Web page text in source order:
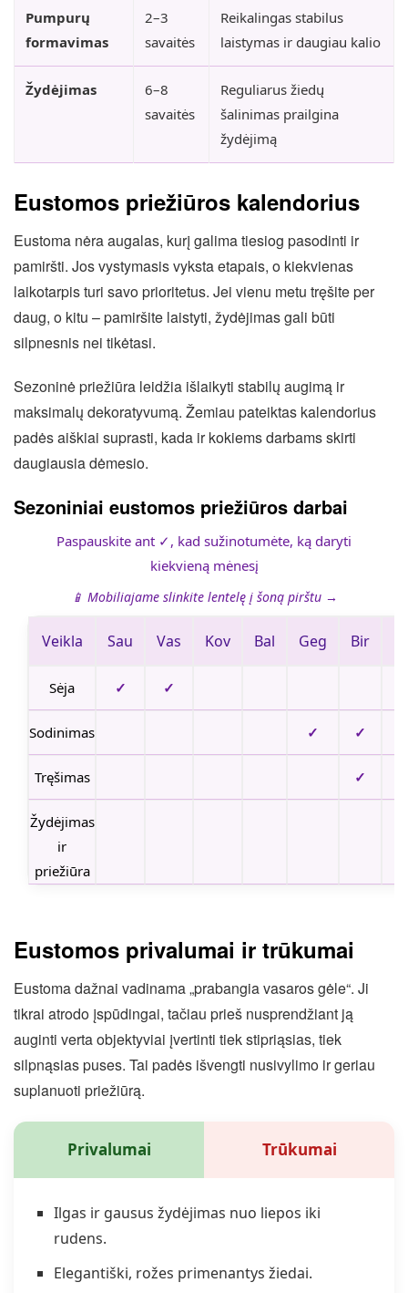
Pumpurų
formavimas
2–3
savaitės
Reikalingas stabilus
laistymas ir daugiau kalio
Žydėjimas
6–8
savaitės
Reguliarus žiedų
šalinimas prailgina
žydėjimą
Eustomos priežiūros kalendorius
Eustoma nėra augalas, kurį galima tiesiog pasodinti ir
pamiršti. Jos vystymasis vyksta etapais, o kiekvienas
laikotarpis turi savo prioritetus. Jei vienu metu tręšite per
daug, o kitu – pamiršite laistyti, žydėjimas gali būti
silpnesnis nei tikėtasi.
Sezoninė priežiūra leidžia išlaikyti stabilų augimą ir
maksimalų dekoratyvumą. Žemiau pateiktas kalendorius
padės aiškiai suprasti, kada ir kokiems darbams skirti
daugiausia dėmesio.
Sezoniniai eustomos priežiūros darbai
Paspauskite ant ✓, kad sužinotumėte, ką daryti
kiekvieną mėnesį
📱 Mobiliajame slinkite lentelę į šoną pirštu →
Veikla Sau Vas Kov Bal Geg Bir
Sėja ✓ ✓
Sodinimas ✓ ✓
Tręšimas ✓
Žydėjimas
ir
priežiūra
Eustomos privalumai ir trūkumai
Eustoma dažnai vadinama „prabangia vasaros gėle“. Ji
tikrai atrodo įspūdingai, tačiau prieš nusprendžiant ją
auginti verta objektyviai įvertinti tiek stipriąsias, tiek
silpnąsias puses. Tai padės išvengti nusivylimo ir geriau
suplanuoti priežiūrą.
Privalumai Trūkumai
Ilgas ir gausus žydėjimas nuo liepos iki
rudens.
Elegantiški, rožes primenantys žiedai.